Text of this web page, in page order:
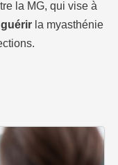
la MG, qui vise à
guérir la myasthénie